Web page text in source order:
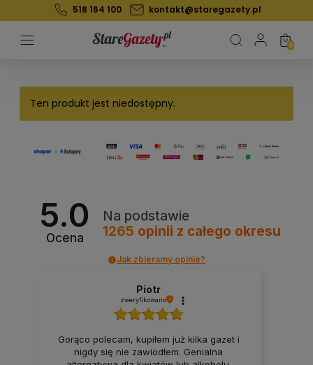
518 164 100 kontakt@staregazety.pl
Ten produkt jest niedostępny.
5.0
Ocena
Na podstawie
1265 opinii z całego okresu
Jak zbieramy opinie?
Piotr
zweryfikowano
Gorąco polecam, kupiłem już kilka gazet i
nigdy się nie zawiodłem. Genialna